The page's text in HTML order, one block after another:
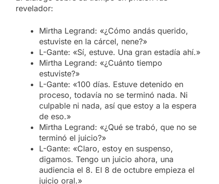
revelador:
Mirtha Legrand: «¿Cómo andás querido,
estuviste en la cárcel, nene?»
L-Gante: «Sí, estuve. Una gran estadía ahí.»
Mirtha Legrand: «¿Cuánto tiempo
estuviste?»
L-Gante: «100 días. Estuve detenido en
proceso, todavía no se terminó nada. Ni
culpable ni nada, así que estoy a la espera
de eso.»
Mirtha Legrand: «¿Qué se trabó, que no se
terminó el juicio?»
L-Gante: «Claro, estoy en suspenso,
digamos. Tengo un juicio ahora, una
audiencia el 8. El 8 de octubre empieza el
juicio oral.»